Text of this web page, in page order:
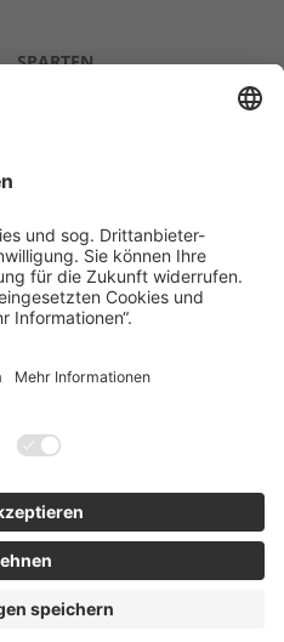
SPARTEN